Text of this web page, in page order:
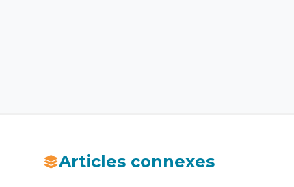
Articles connexes